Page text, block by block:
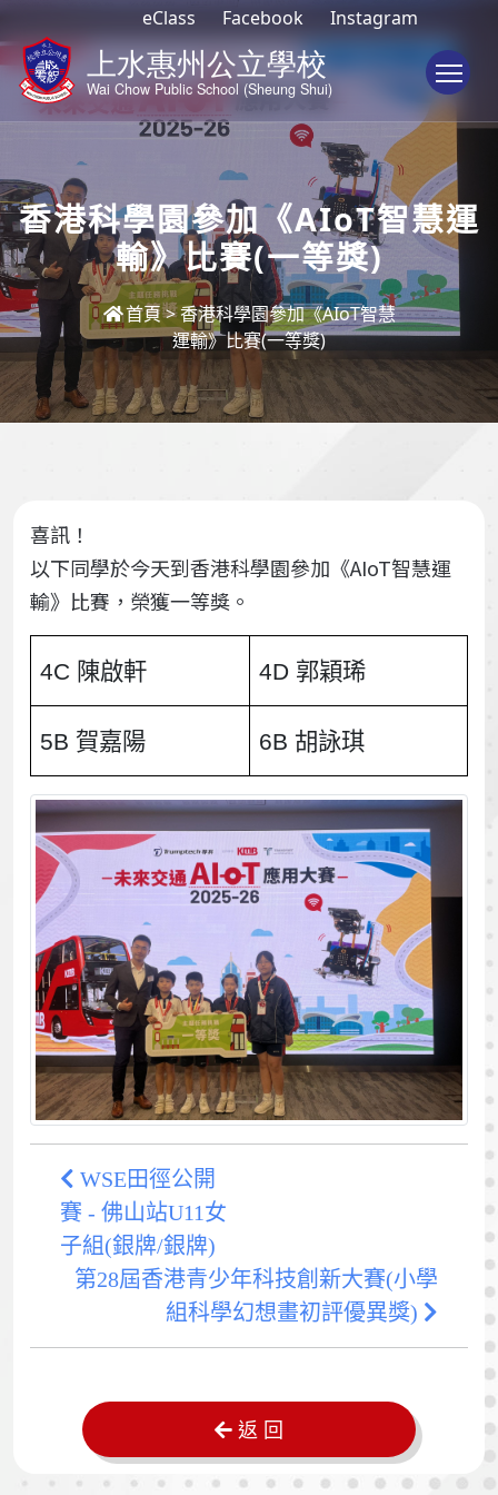
eClass Facebook Instagram
香港科學園參加《AIoT智慧運
輸》比賽(一等獎)
首頁> 香港科學園參加《AIoT智慧
運輸》比賽(一等獎)
喜訊！
以下同學於今天到香港科學園參加《AIoT智慧運
輸》比賽，榮獲一等獎。
4C 陳啟軒 4D 郭穎琋
5B 賀嘉陽 6B 胡詠琪
WSE田徑公開
賽 - 佛山站U11女
子組(銀牌/銀牌)
第28屆香港青少年科技創新大賽(小學
組科學幻想畫初評優異獎)
返 回